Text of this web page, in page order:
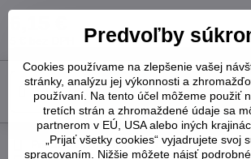
Do
Pridať k Obľúbeným Otázka k produktu
Predvoľby
Cookies používame na zlepšenie vašej
stránky, analýzu jej výkonnosti a
používaní. Na tento účel môžeme použiť
tretích strán a zhromaždené údaje sa
partnerom v EÚ, USA alebo iných
„Prijať všetky cookies“ vyjadrujete svoj
spracovaním. Nižšie môžete nájsť